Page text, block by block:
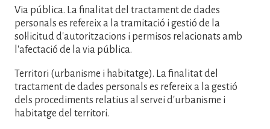
Via pública. La finalitat del tractament de dades
personals es refereix a la tramitació i gestió de la
sol·licitud d'autoritzacions i permisos relacionats amb
l'afectació de la via pública.
Territori (urbanisme i habitatge). La finalitat del
tractament de dades personals es refereix a la gestió
dels procediments relatius al servei d'urbanisme i
habitatge del territori.